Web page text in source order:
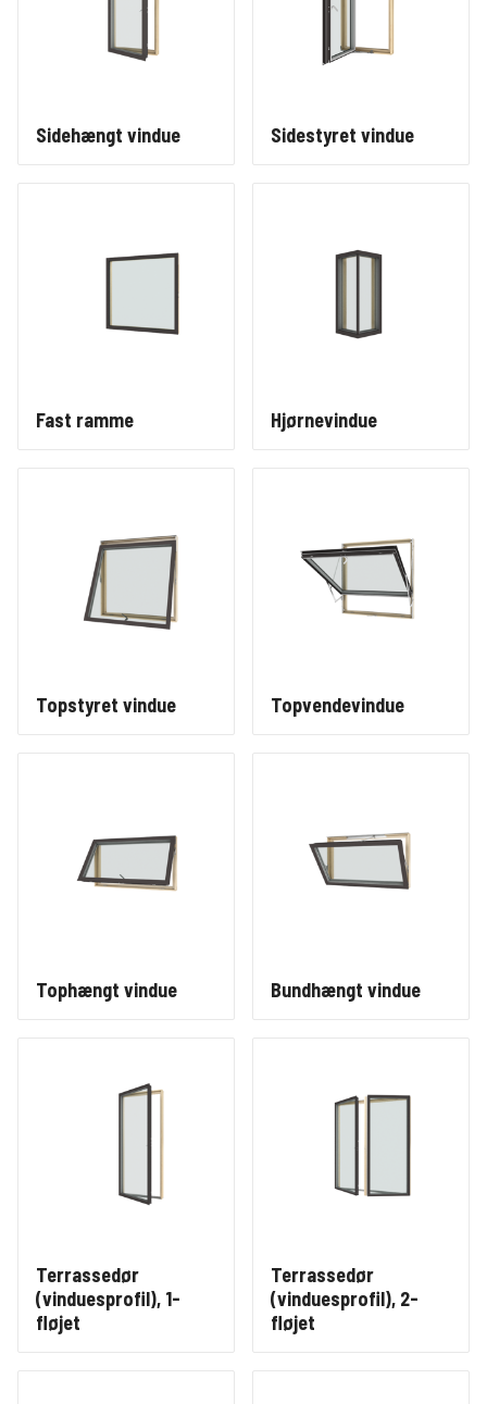
Sidehængt vindue Sidestyret vindue
Fast ramme Hjørnevindue
Topstyret vindue Topvendevindue
Tophængt vindue Bundhængt vindue
Terrassedør
(vinduesprofil), 1-
fløjet
Terrassedør
(vinduesprofil), 2-
fløjet